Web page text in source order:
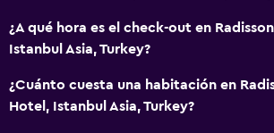
Teléfono
Vista a la ciudad
¿A qué hora es el check-out en
Istanbul Asia, Turkey?
¿Cuánto cuesta una habitación en
Hotel, Istanbul Asia, Turkey?